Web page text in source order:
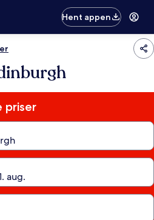
Hent appen
priser